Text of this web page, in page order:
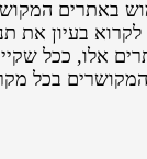
באתרים
בעיון את
אלו, ככל
בכל